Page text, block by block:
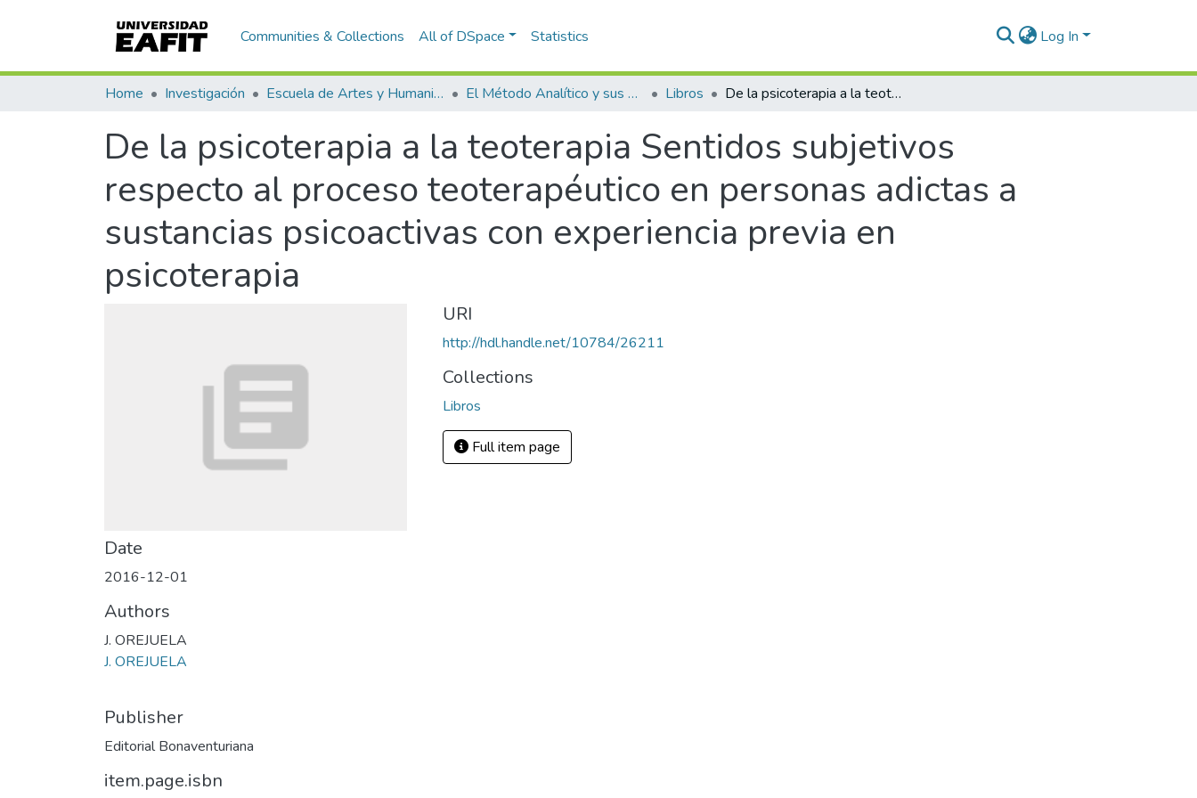
Communities & Collections All of DSpace Statistics Log In
Home Investigación Escuela de Artes y Humanidades El Método Analítico y sus Aplicaciones en las Ciencias Sociales y Humanas (EAFIT - U de A) Libros De la psicoterapia a la teoterapia Sentidos subjetivos respecto al proceso teoterapéutico en personas adictas a sustancias psicoactivas con experiencia previa en psicoterapia
De la psicoterapia a la teoterapia Sentidos subjetivos
respecto al proceso teoterapéutico en personas adictas a
sustancias psicoactivas con experiencia previa en
psicoterapia
Date
2016-12-01
Authors
J. OREJUELA
J. OREJUELA
Publisher
Editorial Bonaventuriana
item.page.isbn
URI
http://hdl.handle.net/10784/26211
Collections
Libros
Full item page